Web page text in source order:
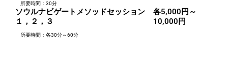
所要時間：30分
ソウルナビゲートメソッドセッション
１，２，３
各5,000円～
10,000円
所要時間：各30分～60分